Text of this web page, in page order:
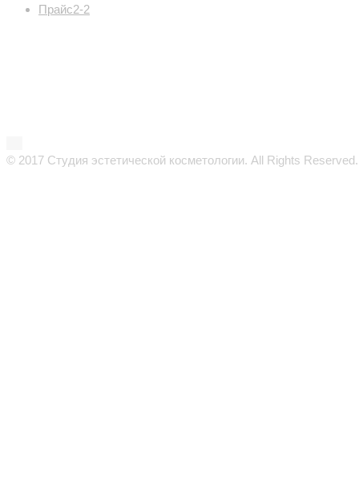
Прайс2-2
© 2017 Студия эстетической косметологии. All Rights Reserved.